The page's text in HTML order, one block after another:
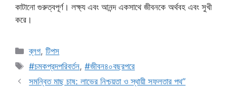
কাটানো গুরুত্বপূর্ণ। লক্ষ্য এবং আনন্দ একসাথে জীবনকে অর্থবহ এবং সুখী
করে।
Categories
ব্লগ,টিপস
Tags
#চমকপ্রদপরিবর্তন,#জীবন৪০বছরপরে
সমন্বিত মাছ চাষ: লাভের নিশ্চয়তা ও স্থায়ী সফলতার পথ”